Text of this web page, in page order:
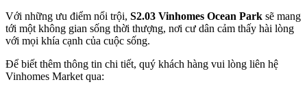
Với những ưu điểm nổi trội, S2.03 Vinhomes Ocean Park sẽ mang
tới một không gian sống thời thượng, nơi cư dân cảm thấy hài lòng
với mọi khía cạnh của cuộc sống.
Để biết thêm thông tin chi tiết, quý khách hàng vui lòng liên hệ
Vinhomes Market qua: